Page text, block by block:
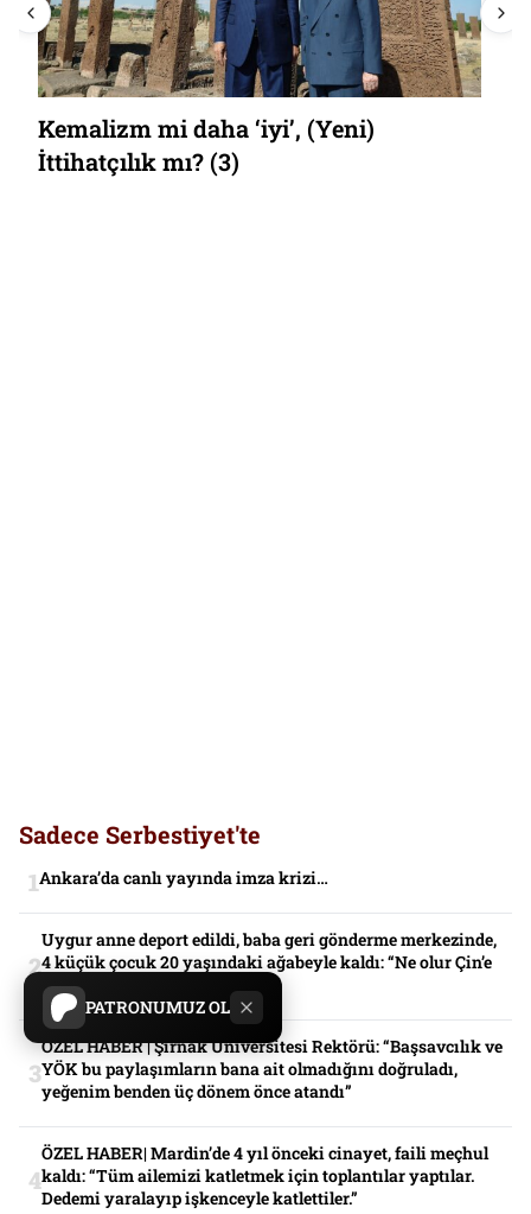
PATRONUMUZ OL
Kemalizm mi daha ‘iyi’, (Yeni)
İttihatçılık mı? (3)
Sadece Serbestiyet'te
Ankara’da canlı yayında imza krizi…
Uygur anne deport edildi, baba geri gönderme merkezinde,
4 küçük çocuk 20 yaşındaki ağabeyle kaldı: “Ne olur Çin’e
yollamayın”
ÖZEL HABER | Şırnak Üniversitesi Rektörü: “Başsavcılık ve
YÖK bu paylaşımların bana ait olmadığını doğruladı,
yeğenim benden üç dönem önce atandı”
ÖZEL HABER| Mardin’de 4 yıl önceki cinayet, faili meçhul
kaldı: “Tüm ailemizi katletmek için toplantılar yaptılar.
Dedemi yaralayıp işkenceyle katlettiler.”